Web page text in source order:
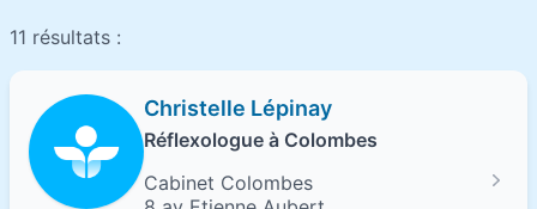
11 résultats :
Christelle Lépinay
Réflexologue à Colombes
Cabinet Colombes